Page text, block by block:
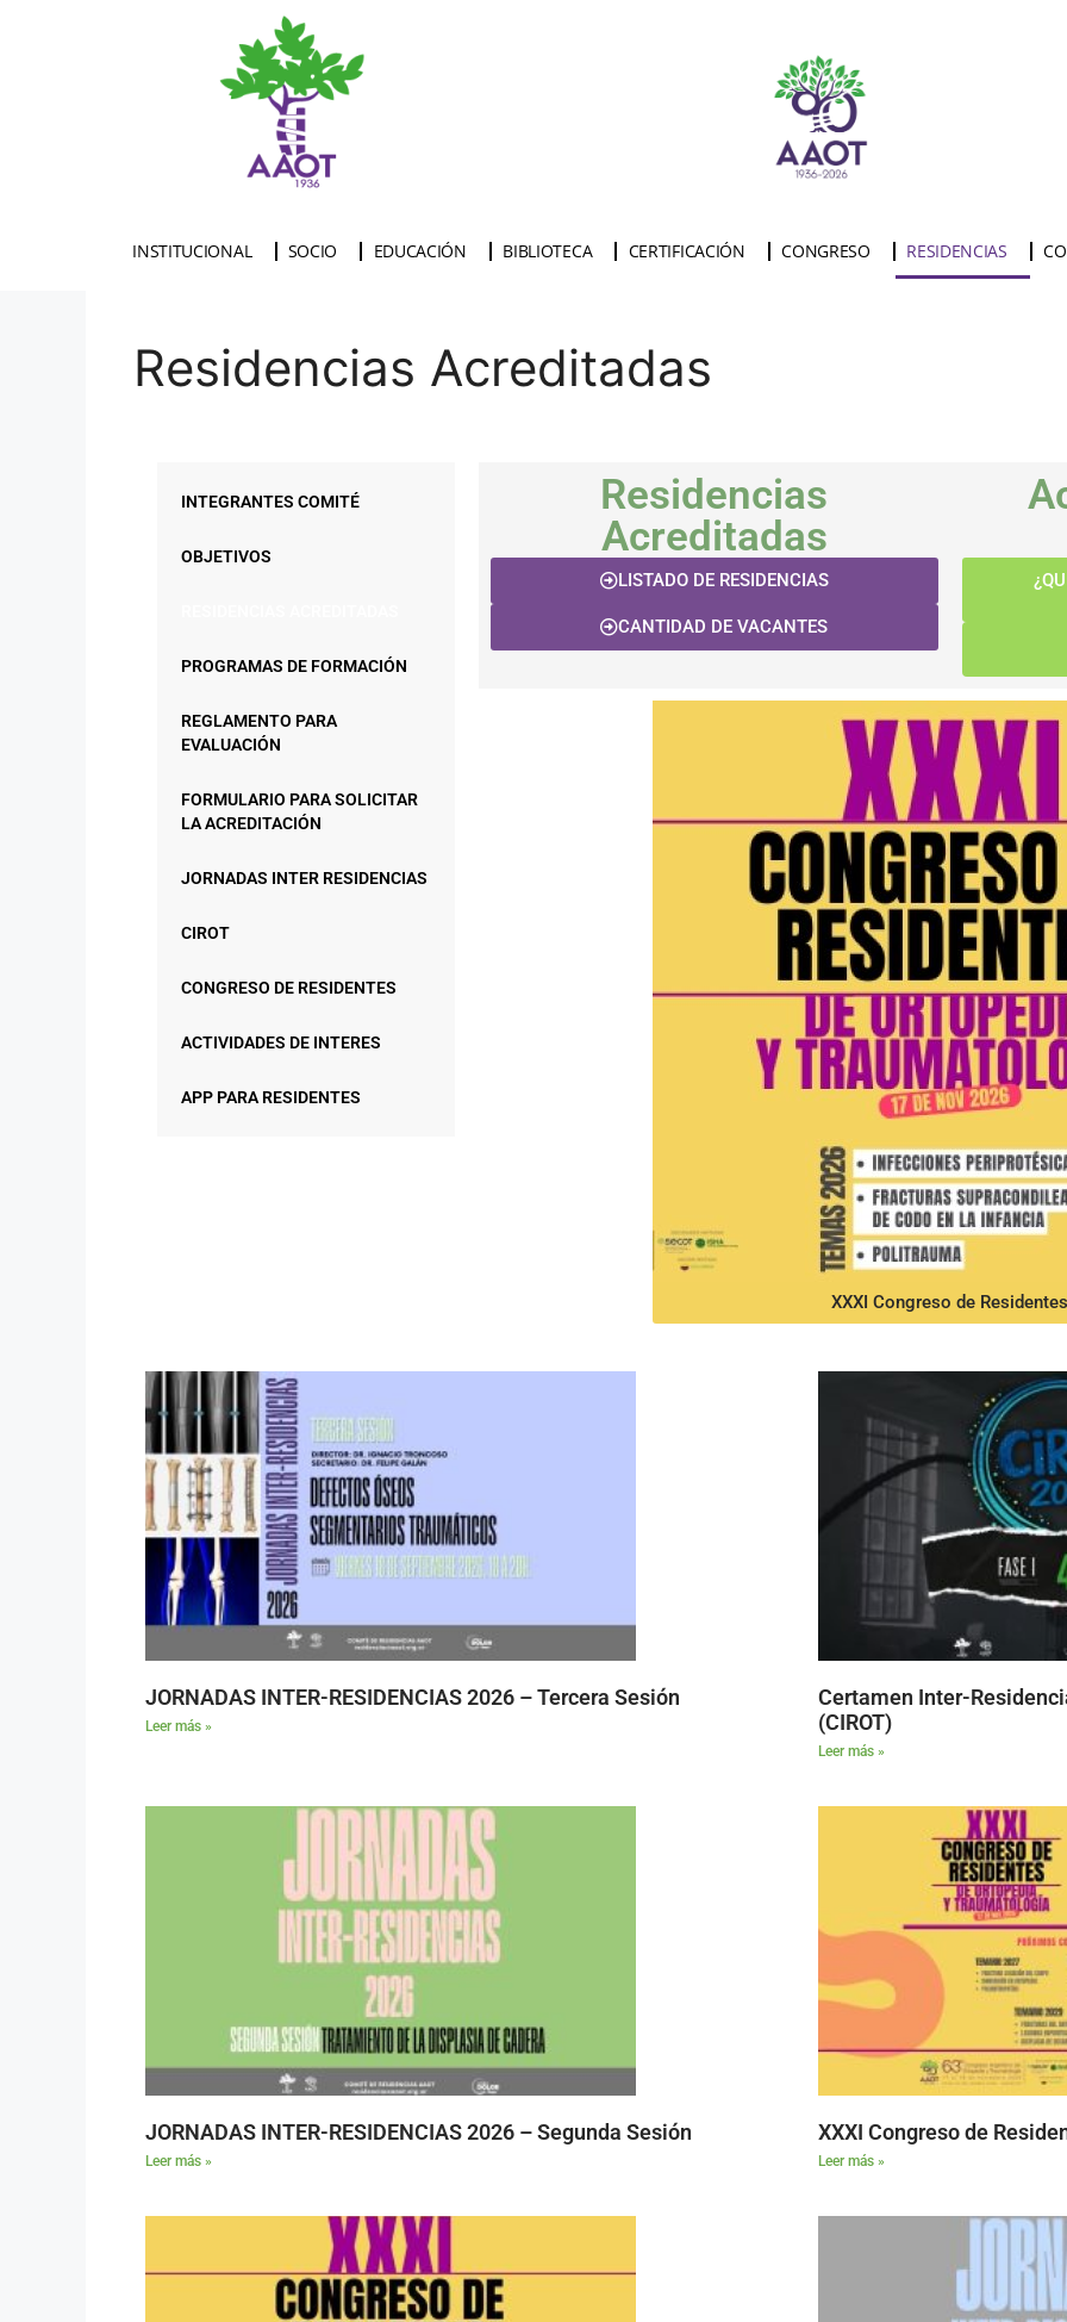
INSTITUCIONAL SOCIO EDUCACIÓN BIBLIOTECA CERTIFICACIÓN CONGRESO RESIDENCIAS
Residencias Acreditadas
INTEGRANTES COMITÉ
OBJETIVOS
PROGRAMAS DE FORMACIÓN
REGLAMENTO PARA
EVALUACIÓN
FORMULARIO PARA SOLICITAR
LA ACREDITACIÓN
JORNADAS INTER RESIDENCIAS
CIROT
CONGRESO DE RESIDENTES
ACTIVIDADES DE INTERES
APP PARA RESIDENTES
Residencias
Acreditadas
LISTADO DE RESIDENCIAS
CANTIDAD DE VACANTES
XXXI Congreso de
JORNADAS INTER-RESIDENCIAS 2026 – Tercera Sesión
Leer más »
Certamen Inter-
(CIROT)
Leer más »
JORNADAS INTER-RESIDENCIAS 2026 – Segunda Sesión
Leer más »
XXXI Congreso de
Leer más »